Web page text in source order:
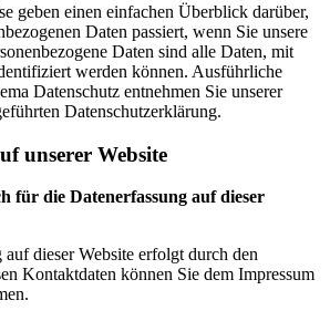
geben einen einfachen Überblick darüber,
Daten passiert, wenn Sie unsere
Daten sind alle Daten, mit
werden können. Ausführliche
Datenschutz entnehmen Sie unserer
Datenschutzerklärung.
unserer Website
für die Datenerfassung auf dieser
dieser Website erfolgt durch den
Kontaktdaten können Sie dem Impressum